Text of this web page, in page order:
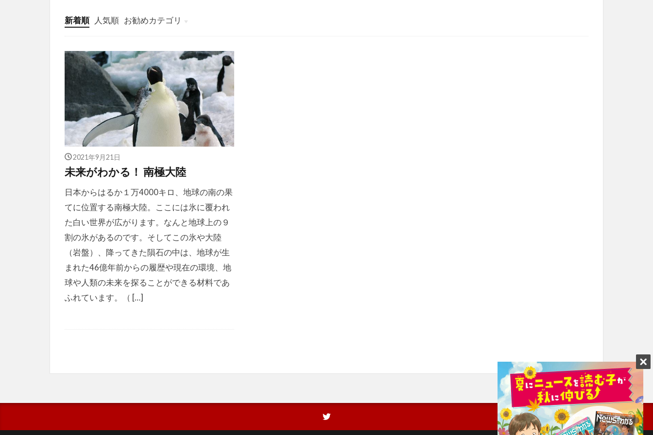
新着順 人気順 お勧めカテゴリ
投稿
学び
マンガ
電子書籍
2021年9月21日
未来がわかる！ 南極大陸
日本からはるか１万4000キロ、地球の南の果
てに位置する南極大陸。ここには氷に覆われ
た白い世界が広がります。なんと地球上の９
割の氷があるのです。そしてこの氷や大陸
（岩盤）、降ってきた隕石の中は、地球が生
まれた46億年前からの履歴や現在の環境、地
球や人類の未来を探ることができる材料であ
ふれています。（ […]